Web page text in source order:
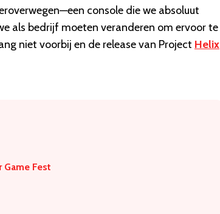
console die we absoluut
als bedrijf moeten veranderen om ervoor te
niet voorbij en de release van Project Helix
Fest